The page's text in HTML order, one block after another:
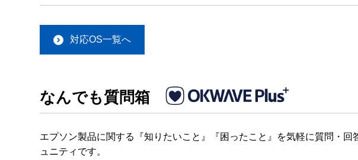
対応OS一覧へ
なんでも質問箱
エプソン製品に関する『知りたいこと』『困ったこと』を気軽に質問・
ュニティです。